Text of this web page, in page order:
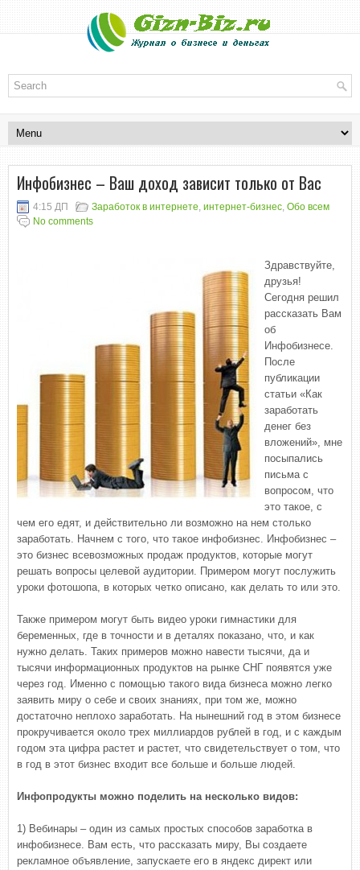
Инфобизнес – Ваш доход зависит только от Вас
4:15 ДП Заработок в интернете, интернет-бизнес, Обо всем
No comments
Здравствуйте,
друзья!
Сегодня решил
рассказать Вам
об
Инфобизнесе.
После
публикации
статьи «Как
заработать
денег без
вложений», мне
посыпались
письма с
вопросом, что
это такое, с
чем его едят, и действительно ли возможно на нем столько
заработать. Начнем с того, что такое инфобизнес. Инфобизнес –
это бизнес всевозможных продаж продуктов, которые могут
решать вопросы целевой аудитории. Примером могут послужить
уроки фотошопа, в которых четко описано, как делать то или это.
Также примером могут быть видео уроки гимнастики для
беременных, где в точности и в деталях показано, что, и как
нужно делать. Таких примеров можно навести тысячи, да и
тысячи информационных продуктов на рынке СНГ появятся уже
через год. Именно с помощью такого вида бизнеса можно легко
заявить миру о себе и своих знаниях, при том же, можно
достаточно неплохо заработать. На нынешний год в этом бизнесе
прокручивается около трех миллиардов рублей в год, и с каждым
годом эта цифра растет и растет, что свидетельствует о том, что
в год в этот бизнес входит все больше и больше людей.
Инфопродукты можно поделить на несколько видов:
1) Вебинары – один из самых простых способов заработка в
инфобизнесе. Вам есть, что рассказать миру, Вы создаете
рекламное объявление, запускаете его в яндекс директ или